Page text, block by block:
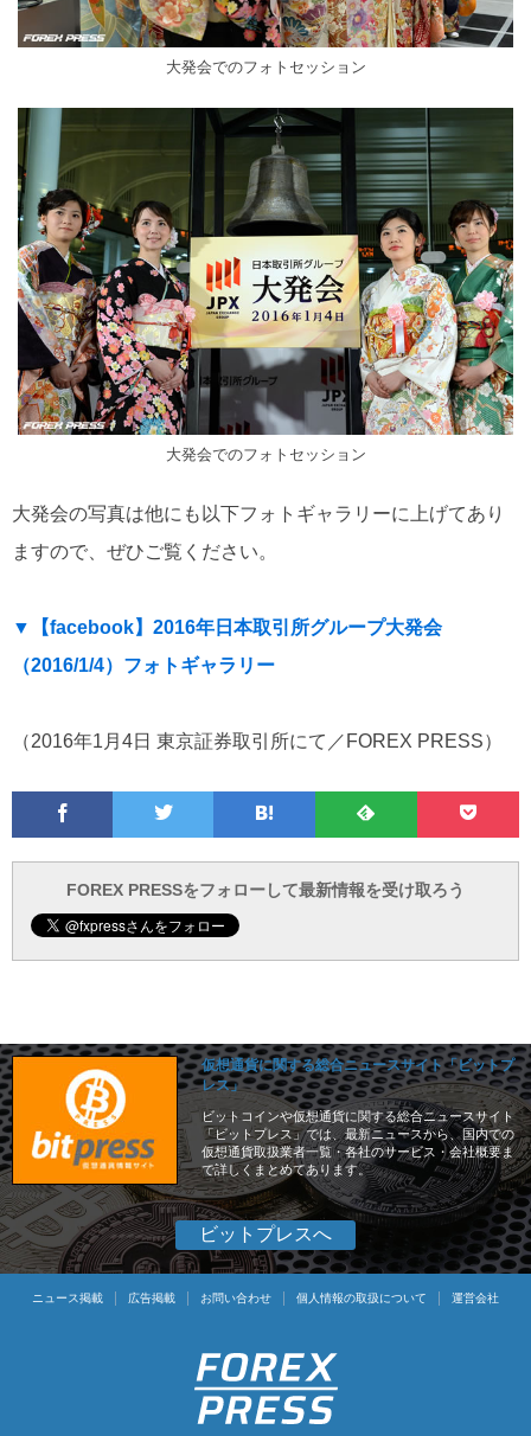
大発会でのフォトセッション
大発会でのフォトセッション
大発会の写真は他にも以下フォトギャラリーに上げてあり
ますので、ぜひご覧ください。
▼【facebook】2016年日本取引所グループ大発会
（2016/1/4）フォトギャラリー
（2016年1月4日 東京証券取引所にて／FOREX PRESS）
Twitter
て
ブ
で
ォ
ロ
ー
で
と
で
FOREX PRESSをフォローして最新情報を受け取ろう
仮想通貨に関する総合ニュースサイト「ビットプ
レス」
ビットコインや仮想通貨に関する総合ニュースサイト
「ビットプレス」では、最新ニュースから、国内での
仮想通貨取扱業者一覧・各社のサービス・会社概要ま
で詳しくまとめてあります。
ビットプレスへ
ニュース掲載 広告掲載 お問い合わせ 個人情報の取扱について 運営会社